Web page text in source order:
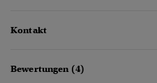
Kontakt
Bewertungen (4)